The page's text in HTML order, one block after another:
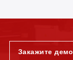
Закажите